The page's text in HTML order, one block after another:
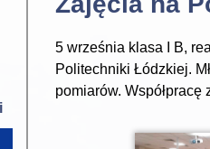
5 września klasa I B,
Politechniki Łódzkiej.
pomiarów.